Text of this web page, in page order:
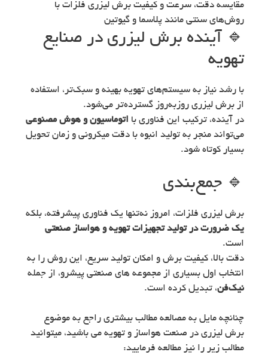
مقایسه دقت، سرعت و کیفیت برش لیزری فلزات با
روش‌های سنتی مانند پلاسما و گیوتین
🔹 آینده برش لیزری در صنایع
تهویه
با رشد نیاز به سیستم‌های تهویه بهینه و سبک‌تر، استفاده
از برش لیزری روزبه‌روز گسترده‌تر می‌شود.
در آینده، ترکیب این فناوری با اتوماسیون و هوش مصنوعی
می‌تواند منجر به تولید انبوه با دقت میکرونی و زمان تحویل
بسیار کوتاه شود.
🔹 جمع‌بندی
برش لیزری فلزات، امروز نه‌تنها یک فناوری پیشرفته، بلکه
یک ضرورت در تولید تجهیزات تهویه و هواساز صنعتی
است.
دقت بالا، کیفیت برش و امکان تولید سریع، این روش را به
انتخاب اول بسیاری از مجموعه های صنعتی پیشرو، از جمله
نیک‌فن، تبدیل کرده است.
چنانچه مایل به مصالعه مطالب بیشتری راجع به موضوع
برش لیزری در صنعت هواساز و تهویه می باشید، میتوانید
مطالب زیر را نیز مطالعه فرمایید: